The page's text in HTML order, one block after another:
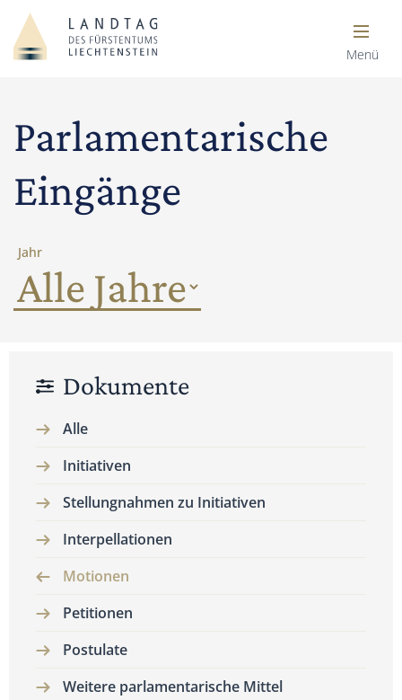
Menü
Parlamentarische
Eingänge
Jahr
Dokumente
Alle
Initiativen
Stellungnahmen zu Initiativen
Interpellationen
Motionen
Petitionen
Postulate
Weitere parlamentarische Mittel